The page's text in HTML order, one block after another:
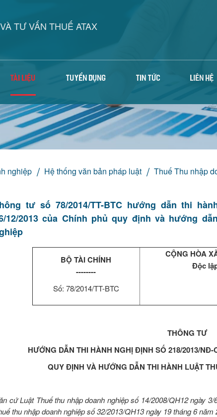
TƯ VẤN THUẾ ATAX
TÀI LIỆU TUYỂN DỤNG TIN TỨC LIÊN HỆ
nghiệp Hệ thống văn bản pháp luật Thuế Thu nhập
tư số 78/2014/TT-BTC hướng dẫn thi
12/2013 của Chính phủ quy định và hướng
BỘ TÀI CHÍNH
--------
Số: 78/2014/TT-BTC
CỘNG HÒA
Độc
THÔNG TƯ
HƯỚNG DẪN THI HÀNH NGHỊ ĐỊNH SỐ 218/2013/NĐ-
QUY ĐỊNH VÀ HƯỚNG DẪN THI HÀNH LUẬT
cứ Luật Thuế thu nhập doanh nghiệp số 14/2008/QH12 ngày
thu nhập doanh nghiệp số 32/2013/QH13 ngày 19 tháng 6 năm